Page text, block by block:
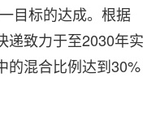
目标的达成。根据
递致力于至2030年实
的混合比例达到30%